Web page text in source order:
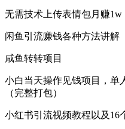
无需技术上传表情包月赚
闲鱼引流赚钱各种方法讲解
咸鱼转转项目
小白当天操作见钱项目，单
（完整打包）
小红书引流视频教程以及16